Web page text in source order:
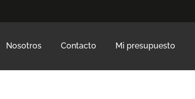
Nosotros Contacto Mi presupuesto